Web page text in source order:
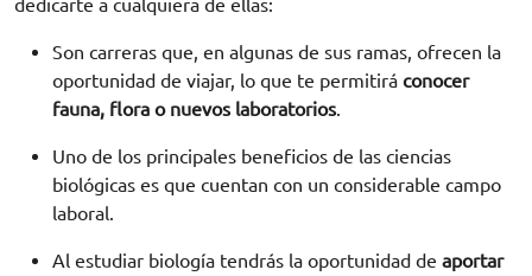
dedicarte a cualquiera de ellas:
Son carreras que, en algunas de sus ramas, ofrecen la
oportunidad de viajar, lo que te permitirá conocer
fauna, flora o nuevos laboratorios.
Uno de los principales beneficios de las ciencias
biológicas es que cuentan con un considerable campo
laboral.
Al estudiar biología tendrás la oportunidad de aportar